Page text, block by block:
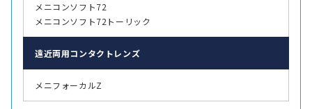
メニコンソフト72
メニコンソフト72トーリック
遠近両用コンタクトレンズ
メニフォーカルZ